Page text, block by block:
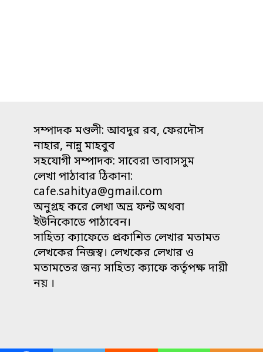
সম্পাদক মণ্ডলী: আবদুর রব, ফেরদৌস
নাহার, নান্নু মাহবুব
সহযোগী সম্পাদক: সাবেরা তাবাসসুম
লেখা পাঠাবার ঠিকানা:
cafe.sahitya@gmail.com
অনুগ্রহ করে লেখা অভ্র ফন্ট অথবা
ইউনিকোডে পাঠাবেন।
সাহিত্য ক্যাফেতে প্রকাশিত লেখার মতামত
লেখকের নিজস্ব। লেখকের লেখার ও
মতামতের জন্য সাহিত্য ক্যাফে কর্তৃপক্ষ দায়ী
নয় ।